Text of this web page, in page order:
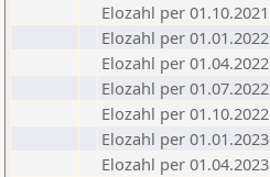
Elozahl per 01.10.2021
Elozahl per 01.01.2022
Elozahl per 01.04.2022
Elozahl per 01.07.2022
Elozahl per 01.10.2022
Elozahl per 01.01.2023
Elozahl per 01.04.2023